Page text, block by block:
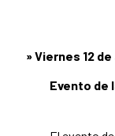
» Viernes 12
Evento de